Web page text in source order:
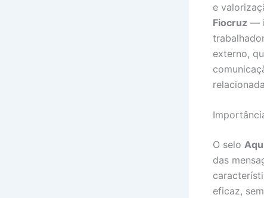
e
Fiocruz —
externo,
O selo
das
eficaz,